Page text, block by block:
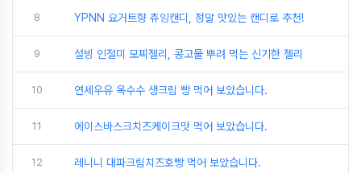
8 YPNN 요거트향 츄잉캔디, 정말 맛있는 캔디로 추천!
9 설빙 인절미 모찌젤리, 콩고물 뿌려 먹는 신기한 젤리
10 연세우유 옥수수 생크림 빵 먹어 보았습니다.
11 에이스바스크치즈케이크맛 먹어 보았습니다.
12 레니니 대파크림치즈호빵 먹어 보았습니다.